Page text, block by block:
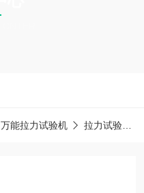
万能拉力试验机 拉力试验机